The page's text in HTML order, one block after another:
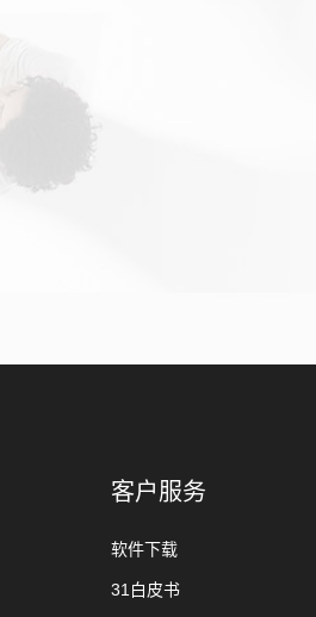
客户服务
软件下载
31白皮书